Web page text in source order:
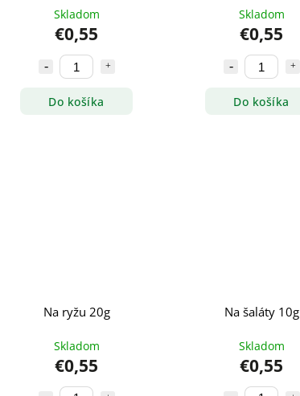
Skladom
€0,55
Do košíka
Skladom
€0,55
Do košíka
Na ryžu 20g
Skladom
€0,55
Na šaláty 10g
Skladom
€0,55